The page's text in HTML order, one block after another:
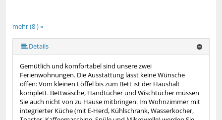
mehr (8 ) »
mehr (8 ) »
mehr (8 ) »
mehr (8 ) »
mehr (8 ) »
Details
Gemütlich und komfortabel sind unsere zwei
Ferienwohnungen. Die Ausstattung lässt keine Wünsche
offen: Vom kleinen Löffel bis zum Bett ist der Haushalt
komplett. Bettwäsche, Handtücher und Wischtücher müssen
Sie auch nicht von zu Hause mitbringen. Im Wohnzimmer mit
integrierter Küche (mit E-Herd, Kühlschrank, Wasserkocher,